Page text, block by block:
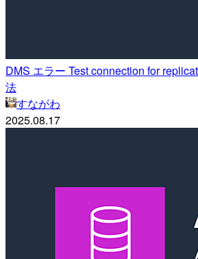
DMS エラー Test connection for
法
すながわ
2025.08.17